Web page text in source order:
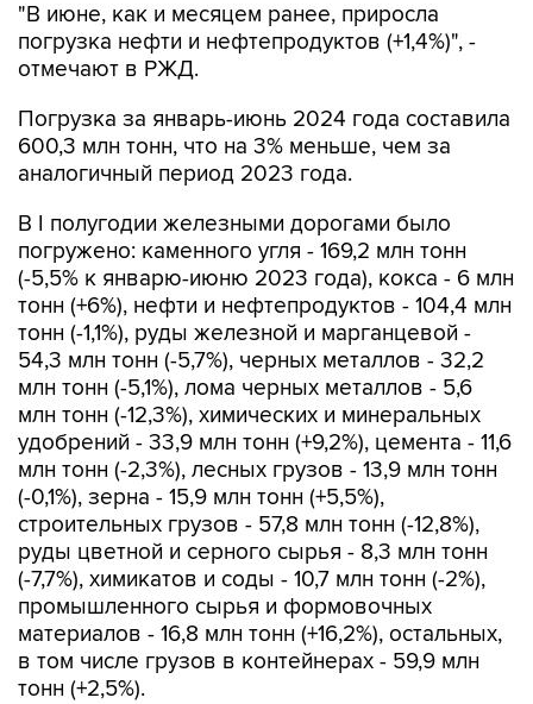
"В июне, как и месяцем ранее, приросла
погрузка нефти и нефтепродуктов (+1,4%)", -
отмечают в РЖД.
Погрузка за январь-июнь 2024 года составила
600,3 млн тонн, что на 3% меньше, чем за
аналогичный период 2023 года.
В I полугодии железными дорогами было
погружено: каменного угля - 169,2 млн тонн
(-5,5% к январю-июню 2023 года), кокса - 6 млн
тонн (+6%), нефти и нефтепродуктов - 104,4 млн
тонн (-1,1%), руды железной и марганцевой -
54,3 млн тонн (-5,7%), черных металлов - 32,2
млн тонн (-5,1%), лома черных металлов - 5,6
млн тонн (-12,3%), химических и минеральных
удобрений - 33,9 млн тонн (+9,2%), цемента - 11,6
млн тонн (-2,3%), лесных грузов - 13,9 млн тонн
(-0,1%), зерна - 15,9 млн тонн (+5,5%),
строительных грузов - 57,8 млн тонн (-12,8%),
руды цветной и серного сырья - 8,3 млн тонн
(-7,7%), химикатов и соды - 10,7 млн тонн (-2%),
промышленного сырья и формовочных
материалов - 16,8 млн тонн (+16,2%), остальных,
в том числе грузов в контейнерах - 59,9 млн
тонн (+2,5%).